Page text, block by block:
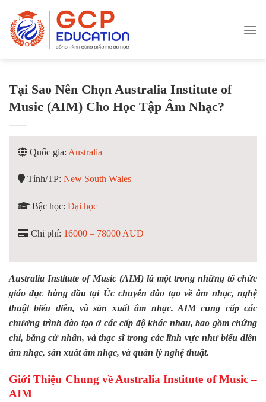
content
Tại Sao Nên Chọn Australia Institute of
Music (AIM) Cho Học Tập Âm Nhạc?
Quốc gia: Australia
Tỉnh/TP: New South Wales
Bậc học: Đại học
Chi phí: 16000 – 78000 AUD
Australia Institute of Music (AIM) là một trong những tổ chức
giáo dục hàng đầu tại Úc chuyên đào tạo về âm nhạc, nghệ
thuật biểu diễn, và sản xuất âm nhạc. AIM cung cấp các
chương trình đào tạo ở các cấp độ khác nhau, bao gồm chứng
chỉ, bằng cử nhân, và thạc sĩ trong các lĩnh vực như biểu diễn
âm nhạc, sản xuất âm nhạc, và quản lý nghệ thuật.
Giới Thiệu Chung về Australia Institute of Music –
AIM